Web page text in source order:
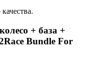
+ база +
Bundle For